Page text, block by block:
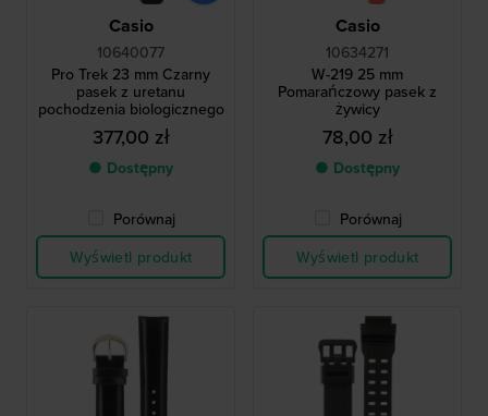
Casio
10640077
Pro Trek 23 mm Czarny
pasek z uretanu
pochodzenia biologicznego
377,00 zł
● Dostępny
Porównaj
Wyświetl produkt
Casio
10634271
W-219 25 mm
Pomarańczowy pasek z
żywicy
78,00 zł
● Dostępny
Porównaj
Wyświetl produkt